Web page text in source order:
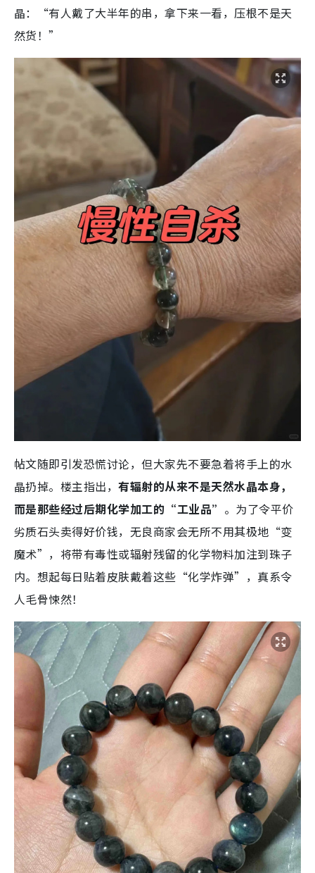
晶：“有人戴了大半年的串，拿下来一看，压根不是天
然货！”
帖文随即引发恐慌讨论，但大家先不要急着将手上的水
晶扔掉。楼主指出，有辐射的从来不是天然水晶本身，
而是那些经过后期化学加工的“工业品” 。为了令平价
劣质石头卖得好价钱，无良商家会无所不用其极地“变
魔术”，将带有毒性或辐射残留的化学物料加注到珠子
内。想起每日贴着皮肤戴着这些“化学炸弹”，真系令
人毛骨悚然！